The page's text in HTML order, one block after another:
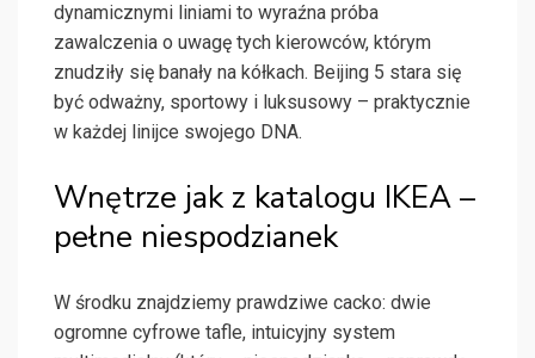
dynamicznymi liniami to wyraźna próba
zawalczenia o uwagę tych kierowców, którym
znudziły się banały na kółkach. Beijing 5 stara się
być odważny, sportowy i luksusowy – praktycznie
w każdej linijce swojego DNA.
Wnętrze jak z katalogu IKEA –
pełne niespodzianek
W środku znajdziemy prawdziwe cacko: dwie
ogromne cyfrowe tafle, intuicyjny system